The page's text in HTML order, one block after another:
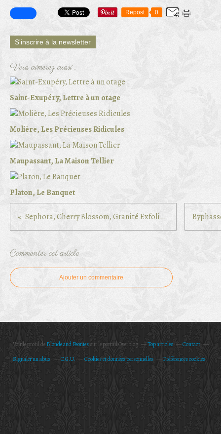
Repost 0
S'inscrire à la newsletter
Vous aimerez aussi :
Saint-Exupéry, Lettre à un otage
Molière, Les Précieuses Ridicules
Maupassant, La Maison Tellier
Platon, Le Banquet
Sephora, Cherry Blossom, Granité Exfoliant Corps
Commenter cet article
Ajouter un commentaire
Voir le profil deBlonde and Peoniessur le portail Overblog Top articles
Contact
Signaler un abus
C.G.U. Cookies et données personnelles Préférences cookies